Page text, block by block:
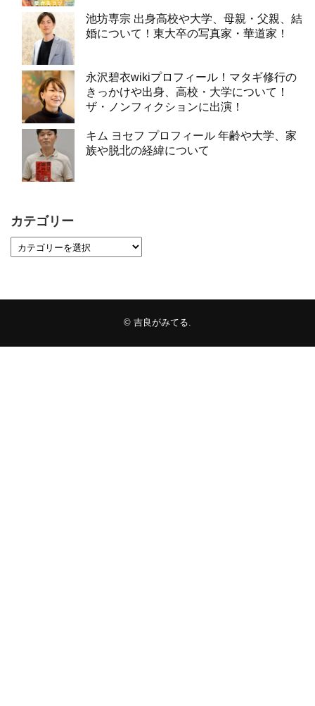
池坊専宗 出身高校や大学、母親・父親、結
婚について！東大卒の写真家・華道家！
永沢碧衣wikiプロフィール！マタギ修行の
きっかけや出身、高校・大学について！
ザ・ノンフィクションに出演！
キム ヨセフ プロフィール 年齢や大学、家
族や脱北の経緯について
カテゴリー
© 吉良がみてる